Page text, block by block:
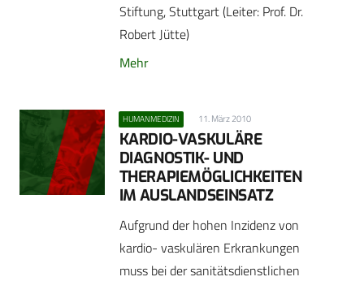
Stiftung, Stuttgart (Leiter: Prof. Dr.
Robert Jütte)
Mehr
HUMANMEDIZIN 11. März 2010
KARDIO-VASKULÄRE
DIAGNOSTIK- UND
THERAPIEMÖGLICHKEITEN
IM AUSLANDSEINSATZ
Aufgrund der hohen Inzidenz von
kardio- vaskulären Erkrankungen
muss bei der sanitätsdienstlichen